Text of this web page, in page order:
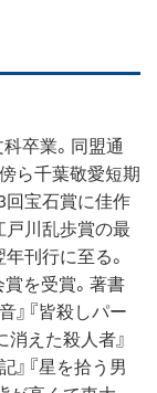
卒業。同盟通
ら千葉敬愛短期
回宝石賞に佳作
戸川乱歩賞の最
刊行に至る。
を受賞。著書
』『皆殺しパー
消えた殺人者』
』『星を拾う男